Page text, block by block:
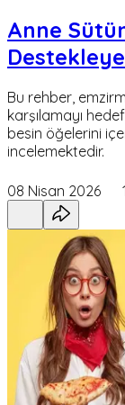
Anne
Bu rehber,
karşılamayı
besin öğelerini
incelemektedir.
08 Nisan 2026 1